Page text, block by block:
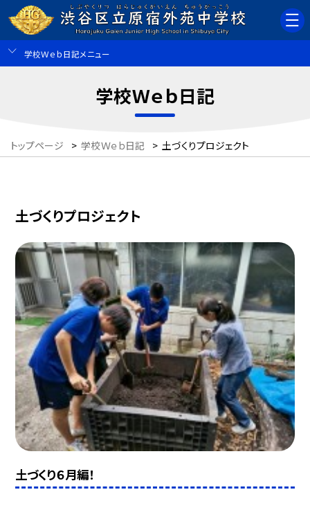
学校Ｗｅｂ日記メニュー
学校Ｗｅｂ日記
トップページ > 学校Ｗｅｂ日記 > 土づくりプロジェクト
土づくりプロジェクト
土づくり６月編！